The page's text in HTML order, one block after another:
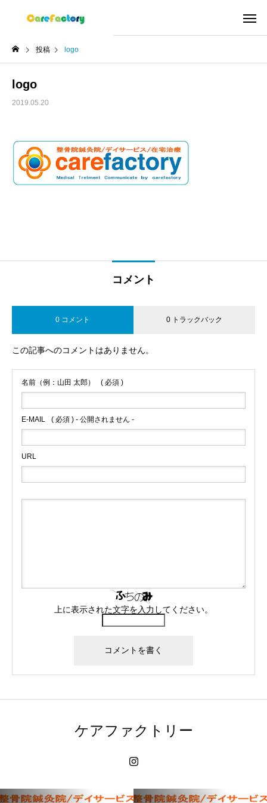
投稿 logo
logo
2019.05.20
コメント
0 コメント 0 トラックバック
この記事へのコメントはありません。
名前（例：山田 太郎） ( 必須 )
E-MAIL ( 必須 ) - 公開されません -
URL
上に表示された文字を入力してください。
ケアファクトリー